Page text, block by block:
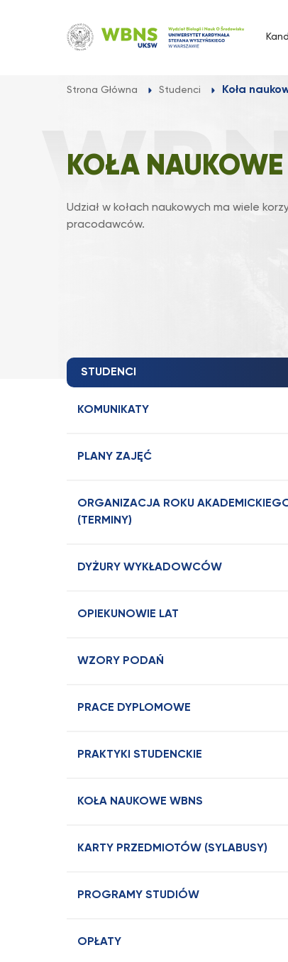
Strona Główna Studenci Koła
KOŁA
Udział w kołach naukowych ma wiele
pracodawców.
STUDENCI
KOMUNIKATY
PLANY ZAJĘĆ
ORGANIZACJA ROKU
(TERMINY)
DYŻURY WYKŁADOWCÓW
OPIEKUNOWIE LAT
WZORY PODAŃ
PRACE DYPLOMOWE
PRAKTYKI STUDENCKIE
KOŁA NAUKOWE WBNS
KARTY PRZEDMIOTÓW (SYLABUSY)
PROGRAMY STUDIÓW
OPŁATY